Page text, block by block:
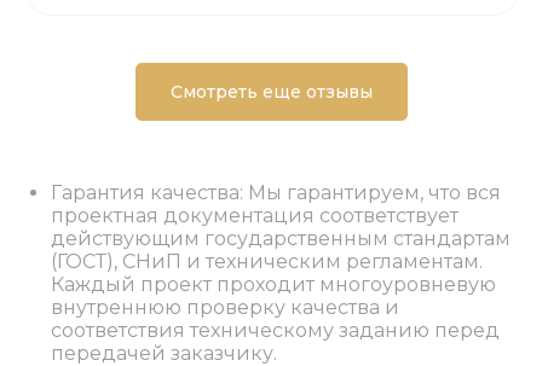
Смотреть еще отзывы
Гарантия качества: Мы гарантируем, что вся
проектная документация соответствует
действующим государственным стандартам
(ГОСТ), СНиП и техническим регламентам.
Каждый проект проходит многоуровневую
внутреннюю проверку качества и
соответствия техническому заданию перед
передачей заказчику.